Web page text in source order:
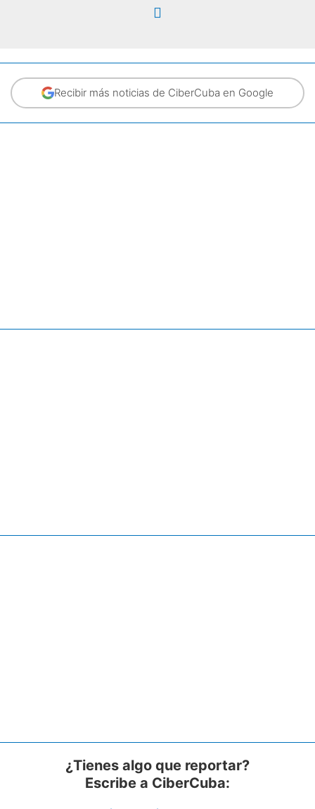
Recibir más noticias de CiberCuba en Google
¿Tienes algo que reportar?
Escribe a CiberCuba: